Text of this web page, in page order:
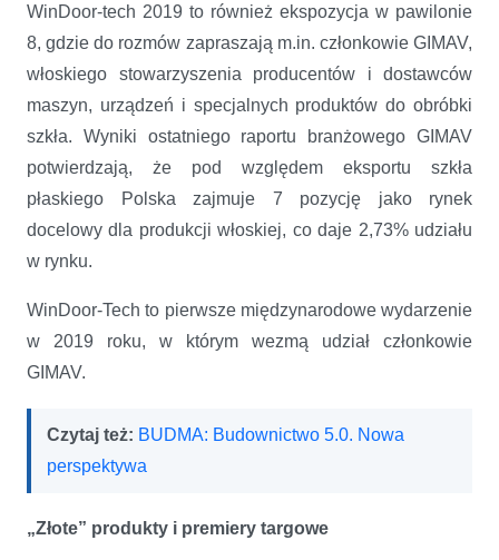
WinDoor-tech 2019 to również ekspozycja w pawilonie
8, gdzie do rozmów zapraszają m.in. członkowie GIMAV,
włoskiego stowarzyszenia producentów i dostawców
maszyn, urządzeń i specjalnych produktów do obróbki
szkła. Wyniki ostatniego raportu branżowego GIMAV
potwierdzają, że pod względem eksportu szkła
płaskiego Polska zajmuje 7 pozycję jako rynek
docelowy dla produkcji włoskiej, co daje 2,73% udziału
w rynku.
WinDoor-Tech to pierwsze międzynarodowe wydarzenie
w 2019 roku, w którym wezmą udział członkowie
GIMAV.
Czytaj też: BUDMA: Budownictwo 5.0. Nowa
perspektywa
„Złote” produkty i premiery targowe